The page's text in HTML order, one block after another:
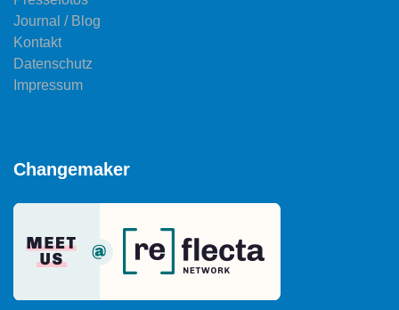
Journal / Blog
Kontakt
Datenschutz
Impressum
Changemaker